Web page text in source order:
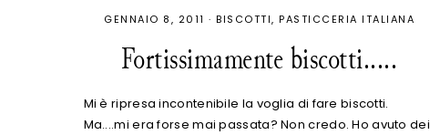
GENNAIO 8, 2011 · BISCOTTI PASTICCERIA ITALIANA
Fortissimamente biscotti.....
Mi è ripresa incontenibile la voglia di fare biscotti.
Ma....mi era forse mai passata? Non credo. Ho avuto dei